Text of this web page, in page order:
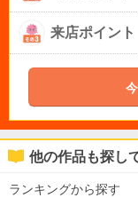
来店ポイント
他の作品も探し
ランキングから探す